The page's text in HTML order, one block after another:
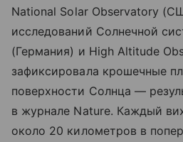
National Solar Observatory
исследований Солнечной
(Германия) и High Altitude
зафиксировала крошечные
поверхности Солнца —
в журнале Nature. Каждый
около 20 километров в